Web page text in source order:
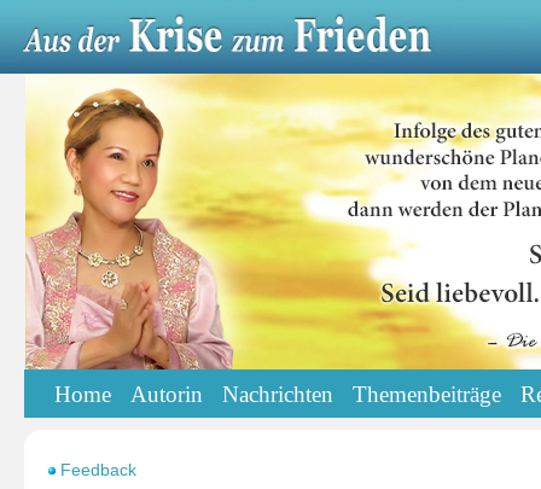
Home Autorin Nachrichten Themenbeiträge
Feedback